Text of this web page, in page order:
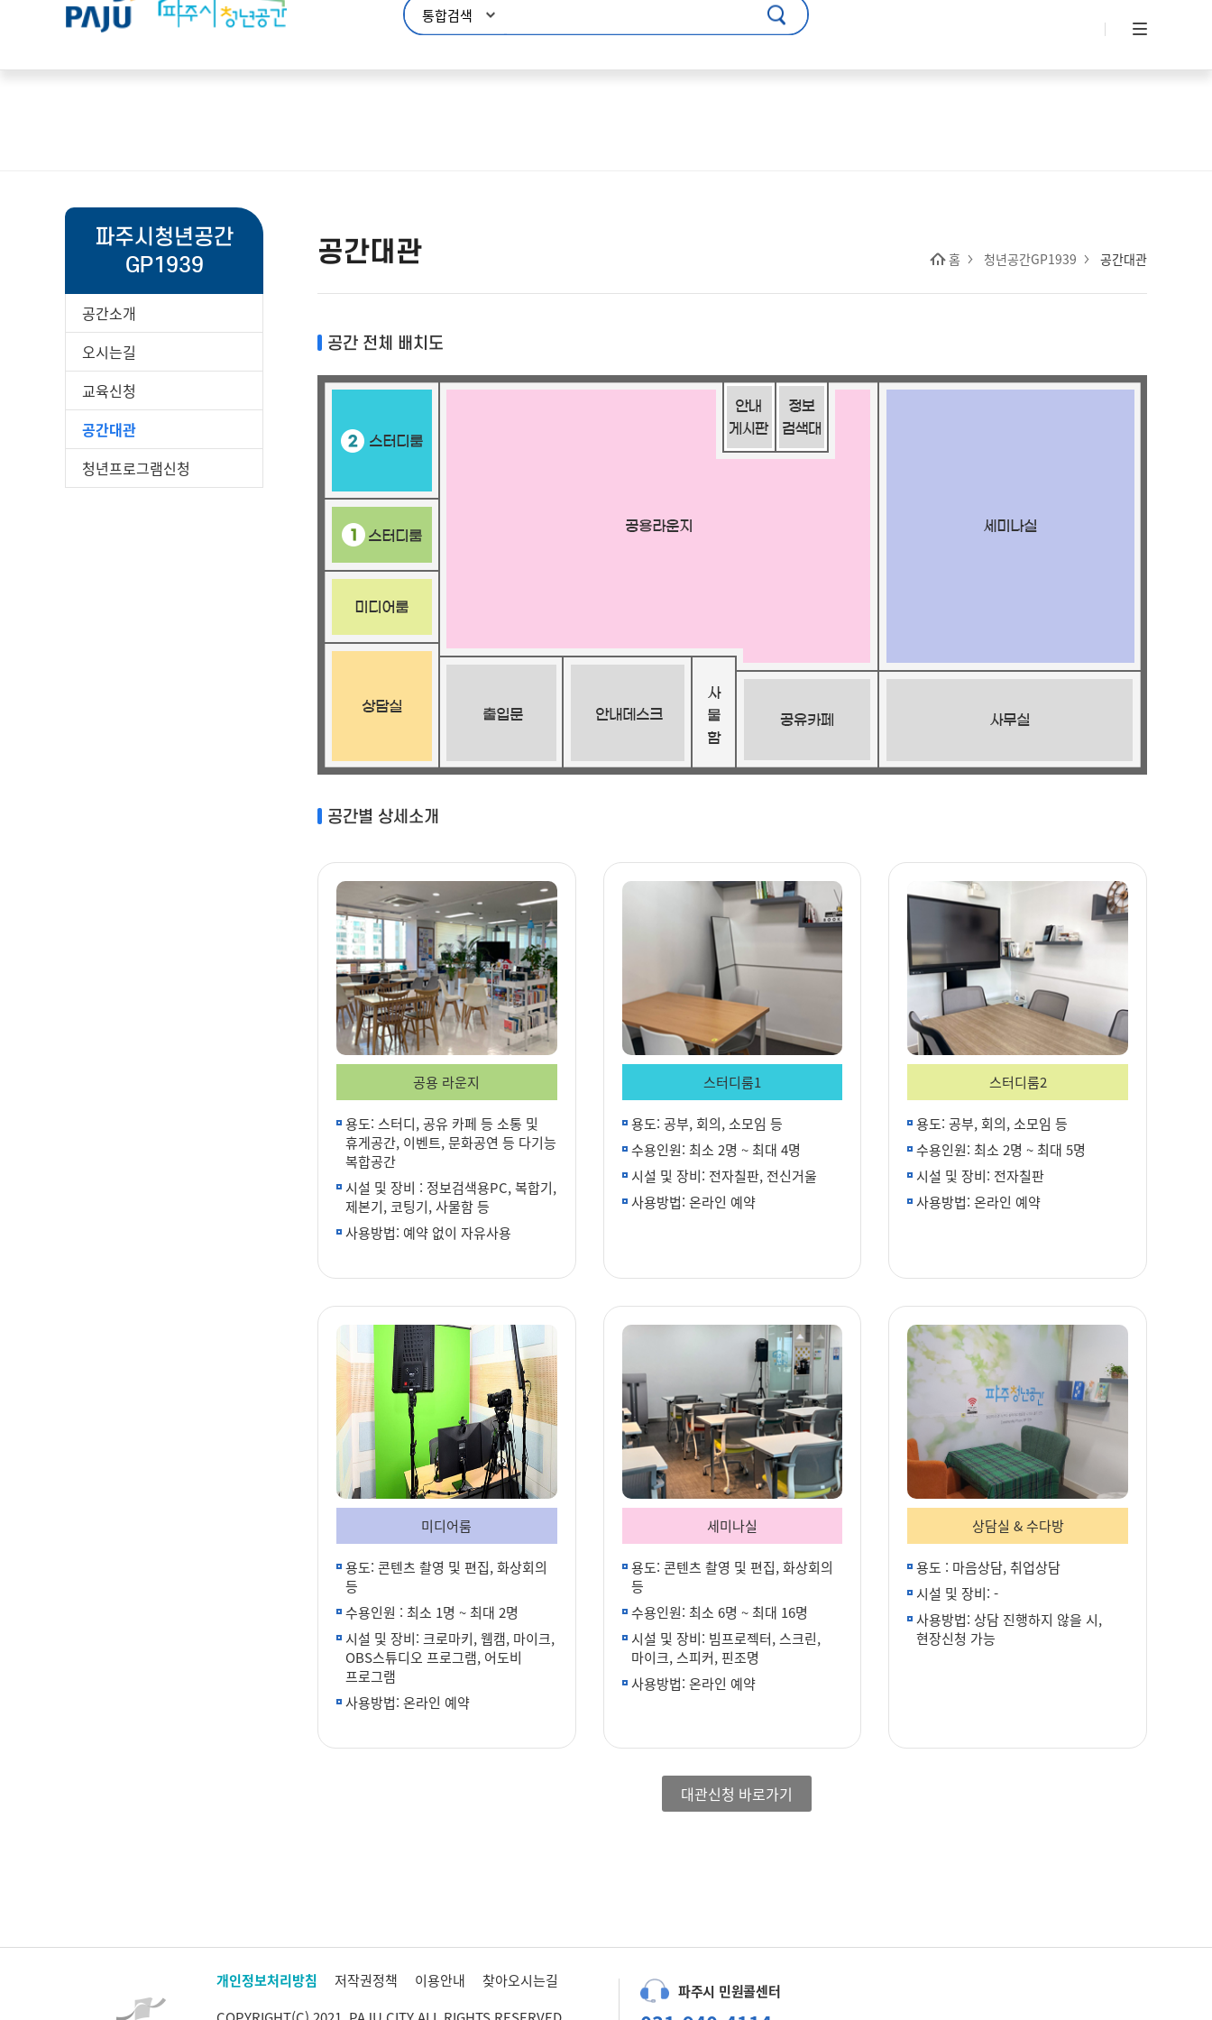
파주시청년공간
GP1939
공간소개
오시는길
교육신청
공간대관
청년프로그램신청
공간대관 홈 청년공간GP1939 공간대관
공간 전체 배치도
공간별 상세소개
공용 라운지
용도: 스터디, 공유 카페 등 소통 및
휴게공간, 이벤트, 문화공연 등 다기능
복합공간
시설 및 장비 : 정보검색용PC, 복합기,
제본기, 코팅기, 사물함 등
사용방법: 예약 없이 자유사용
스터디룸1
용도: 공부, 회의, 소모임 등
수용인원: 최소 2명 ~ 최대 4명
시설 및 장비: 전자칠판, 전신거울
사용방법: 온라인 예약
스터디룸2
용도: 공부, 회의, 소모임 등
수용인원: 최소 2명 ~ 최대 5명
시설 및 장비: 전자칠판
사용방법: 온라인 예약
미디어룸
용도: 콘텐츠 촬영 및 편집, 화상회의
등
수용인원 : 최소 1명 ~ 최대 2명
시설 및 장비: 크로마키, 웹캠, 마이크,
OBS스튜디오 프로그램, 어도비
프로그램
사용방법: 온라인 예약
세미나실
용도: 콘텐츠 촬영 및 편집, 화상회의
등
수용인원: 최소 6명 ~ 최대 16명
시설 및 장비: 빔프로젝터, 스크린,
마이크, 스피커, 핀조명
사용방법: 온라인 예약
상담실 & 수다방
용도 : 마음상담, 취업상담
시설 및 장비: -
사용방법: 상담 진행하지 않을 시,
현장신청 가능
대관신청 바로가기
개인정보처리방침 저작권정책 이용안내
찾아오시는길
파주시 민원콜센터